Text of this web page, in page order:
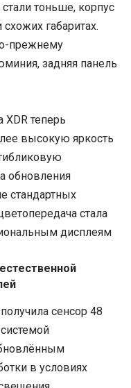
тоньше, корпус
габаритах.
прежнему
задняя панель
XDR теперь
высокую яркость
обновления
стандартных
стала
дисплеям
сенсор 48
в условиях